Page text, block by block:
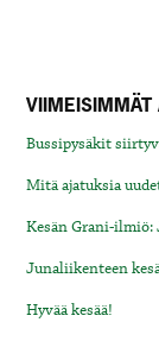
Bussipysäkit
Mitä ajatuksia
Kesän Grani-
Junaliikenteen
Hyvää kesää!